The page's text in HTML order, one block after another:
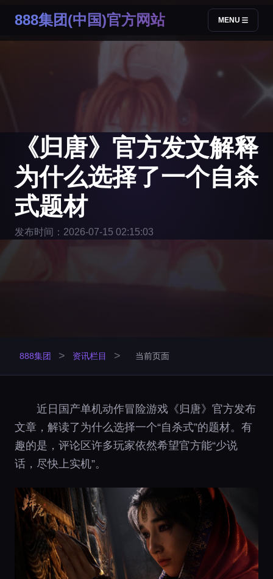
888集团(中国)官方网站 MENU
《归唐》官方发文解释
为什么选择了一个自杀
式题材
发布时间：2026-07-15 02:15:03
888集团 > 资讯栏目 > 当前页面
近日国产单机动作冒险游戏《归唐》官方发布
文章，解读了为什么选择一个“自杀式”的题材。有
趣的是，评论区许多玩家依然希望官方能“少说
话，尽快上实机”。